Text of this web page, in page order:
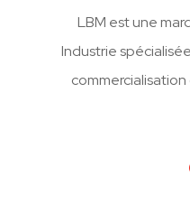
LBM est une
Industrie